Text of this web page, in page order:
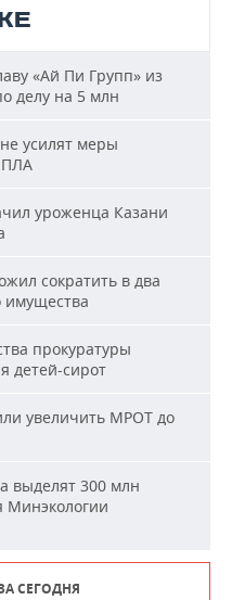
«Ай Пи Групп» из
делу на 5 млн
усилят меры
уроженца Казани
сократить в два
имущества
прокуратуры
детей-сирот
увеличить МРОТ до
выделят 300 млн
Минэкологии
СЕГОДНЯ